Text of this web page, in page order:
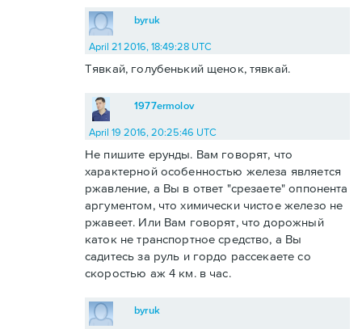
byruk
April 21 2016, 18:49:28 UTC
Тявкай, голубенький щенок, тявкай.
1977ermolov
April 19 2016, 20:25:46 UTC
Не пишите ерунды. Вам говорят, что
характерной особенностью железа является
ржавление, а Вы в ответ "срезаете" оппонента
аргументом, что химически чистое железо не
ржавеет. Или Вам говорят, что дорожный
каток не транспортное средство, а Вы
садитесь за руль и гордо рассекаете со
скоростью аж 4 км. в час.
byruk